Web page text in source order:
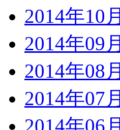
2014年10月
2014年09月
2014年08月
2014年07月
2014年06月